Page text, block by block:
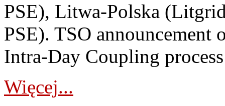
PSE), Litwa-Polska
PSE). TSO announcement
Intra-Day Coupling
Więcej...